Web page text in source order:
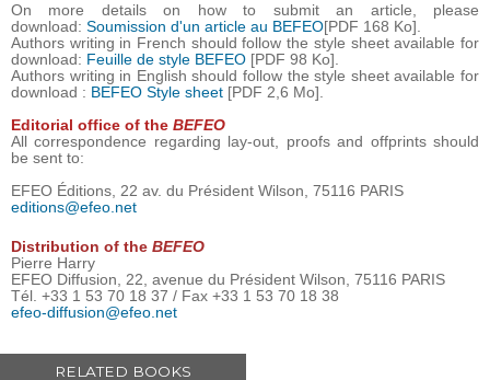
On more details on how to submit an article, please
download: Soumission d'un article au BEFEO[PDF 168 Ko].
Authors writing in French should follow the style sheet available for
download: Feuille de style BEFEO [PDF 98 Ko].
Authors writing in English should follow the style sheet available for
download : BEFEO Style sheet [PDF 2,6 Mo].
Editorial office of the BEFEO
All correspondence regarding lay-out, proofs and offprints should
be sent to:
EFEO Éditions, 22 av. du Président Wilson, 75116 PARIS
editions@efeo.net
Distribution of the BEFEO
Pierre Harry
EFEO Diffusion, 22, avenue du Président Wilson, 75116 PARIS
Tél. +33 1 53 70 18 37 / Fax +33 1 53 70 18 38
efeo-diffusion@efeo.net
RELATED BOOKS